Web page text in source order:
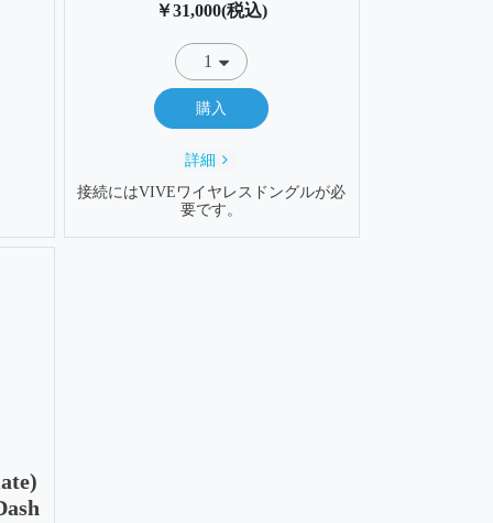
￥31,000(税込)
購入
詳細
接続にはVIVEワイヤレスドングルが必
要です。